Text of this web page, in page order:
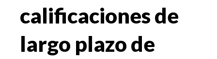
calificaciones de
largo plazo de